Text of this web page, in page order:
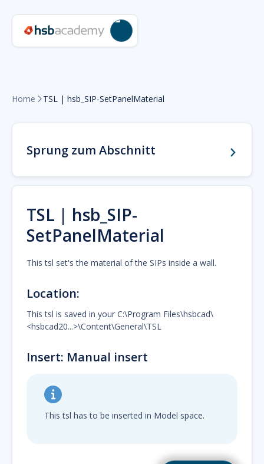
Home  TSL | hsb_SIP-SetPanelMaterial
Sprung zum Abschnitt
TSL | hsb_SIP-
SetPanelMaterial
This tsl set's the material of the SIPs inside a wall.
Location:
This tsl is saved in your C:\Program Files\hsbcad\
<hsbcad20...>\Content\General\TSL
Insert: Manual insert
This tsl has to be inserted in Model space.